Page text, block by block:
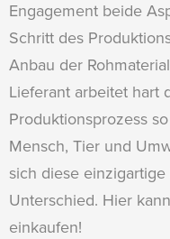
Engagement beide
Schritt des
Anbau der
Lieferant arbeitet hart
Produktionsprozess
Mensch, Tier und
sich diese
Unterschied. Hier
einkaufen!